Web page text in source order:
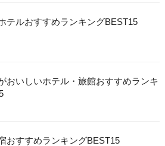
テルおすすめランキングBEST15
おいしいホテル・旅館おすすめランキ
おすすめランキングBEST15